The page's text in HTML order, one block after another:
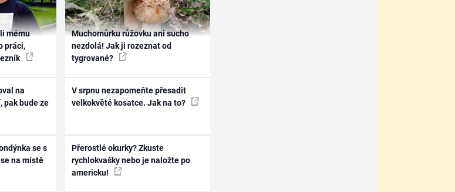
mému
práci,
na
pak bude ze
se s
na místě
Muchomůrku růžovku ani sucho
nezdolá! Jak ji rozeznat od
tygrované?
V srpnu nezapomeňte přesadit
velkokvěté kosatce. Jak na to?
Přerostlé okurky? Zkuste
rychlokvašky nebo je naložte po
americku!